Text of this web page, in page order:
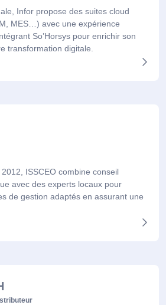
Infor propose des suites cloud
MES…) avec une expérience
So’Horsys pour enrichir son
transformation digitale.
ISSCEO combine conseil
avec des experts locaux pour
de gestion adaptés en assurant une